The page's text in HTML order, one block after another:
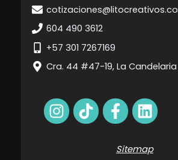
cotizaciones@litocreativos.co
604 490 3612
+57 301 7267169
Cra. 44 #47-19, La Candelaria
Sitemap